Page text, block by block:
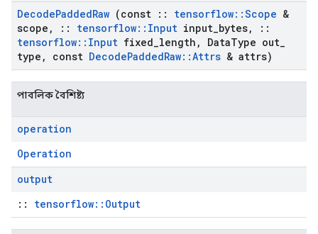
DecodePaddedRaw (const :: tensorflow::Scope &
scope , :: tensorflow:: Input input bytes,
::
tensorflow:: Input fixed length , DataType out
type , const DecodePaddedRaw::Attrs & attrs)
পাবলিক বৈশিষ্ট্য
operation
Operation
output
:: tensorflow::Output